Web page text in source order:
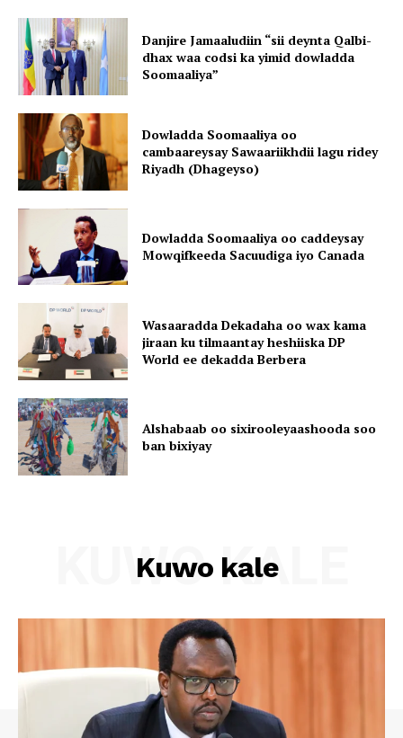
Danjire Jamaaludiin “sii deynta Qalbi-
dhax waa codsi ka yimid dowladda
Soomaaliya”
Dowladda Soomaaliya oo
cambaareysay Sawaariikhdii lagu ridey
Riyadh (Dhageyso)
Dowladda Soomaaliya oo caddeysay
Mowqifkeeda Sacuudiga iyo Canada
Wasaaradda Dekadaha oo wax kama
jiraan ku tilmaantay heshiiska DP
World ee dekadda Berbera
Alshabaab oo sixirooleyaashooda soo
ban bixiyay
Kuwo kale
KUWO KALE